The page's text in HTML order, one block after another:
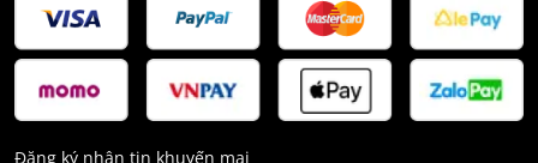
Đăng ký nhận tin khuyến mại